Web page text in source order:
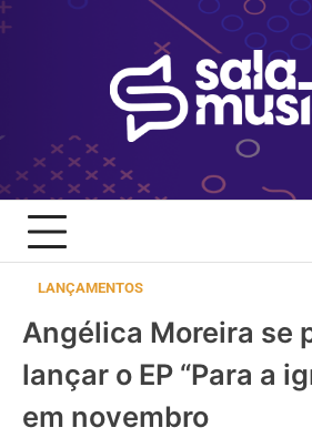
Skip
to
LANÇAMENTOS
Angélica Moreira se
lançar o EP “Para a
em novembro